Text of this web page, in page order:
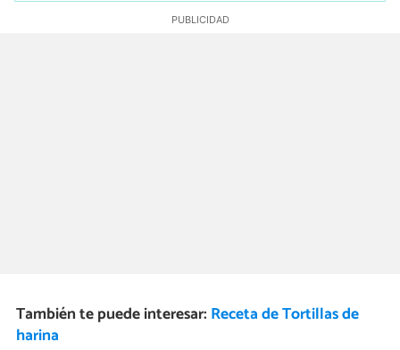
También te puede interesar: Receta de Tortillas de
harina